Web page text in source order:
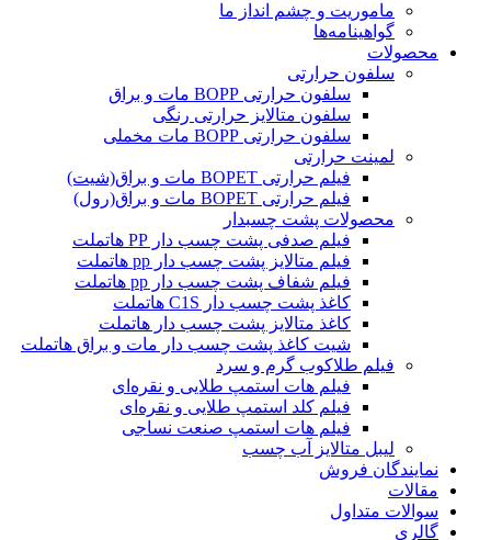
ماموریت و چشم انداز ما
گواهینامه‌ها
محصولات
سلفون حرارتی
سلفون حرارتی BOPP مات و براق
سلفون متالایز حرارتی رنگی
سلفون حرارتی BOPP مات مخملی
لمینت حرارتی
فیلم حرارتی BOPET مات و براق(شیت)
فیلم حرارتی BOPET مات و براق(رول)
محصولات پشت چسبدار
فیلم صدفی پشت چسب دار PP هاتملت
فیلم متالایز پشت چسب دار pp هاتملت
فیلم شفاف پشت چسب دار pp هاتملت
کاغذ پشت چسب دار C1S هاتملت
کاغذ متالایز پشت چسب دار هاتملت
شیت کاغذ پشت چسب دار مات و براق هاتملت
فیلم طلاکوب گرم و سرد
فیلم هات استمپ طلایی و نقره‌ای
فیلم کلد استمپ طلایی و نقره‌ای
فیلم هات استمپ صنعت نساجی
لیبل متالایز آب چسب
نمایندگان فروش
مقالات
سوالات متداول
گالری